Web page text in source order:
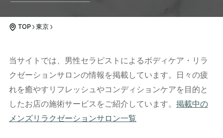
TOP 東京
当サイトでは、男性セラピストによるボディケア・リラ
クゼーションサロンの情報を掲載しています。日々の疲
れを癒やすリフレッシュやコンディションケアを目的と
したお店の施術サービスをご紹介しています。 掲載中の
メンズリラクゼーションサロン一覧